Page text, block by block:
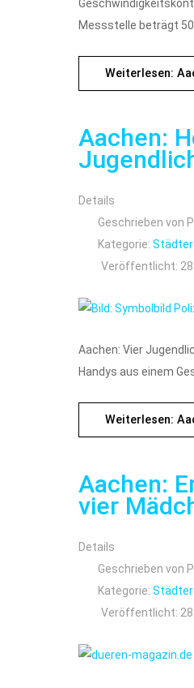
Messstelle beträgt 50
Weiterlesen:
Aachen:
Details
Geschrieben von
Kategorie:
Veröffentlicht:
Aachen: Vier
Handys aus einem
Weiterlesen:
Aachen:
vier
Details
Geschrieben von
Kategorie:
Veröffentlicht: